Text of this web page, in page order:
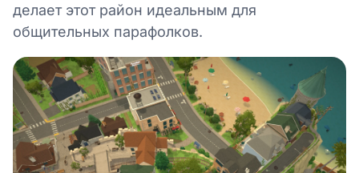
делает этот район идеальным для
общительных парафолков.